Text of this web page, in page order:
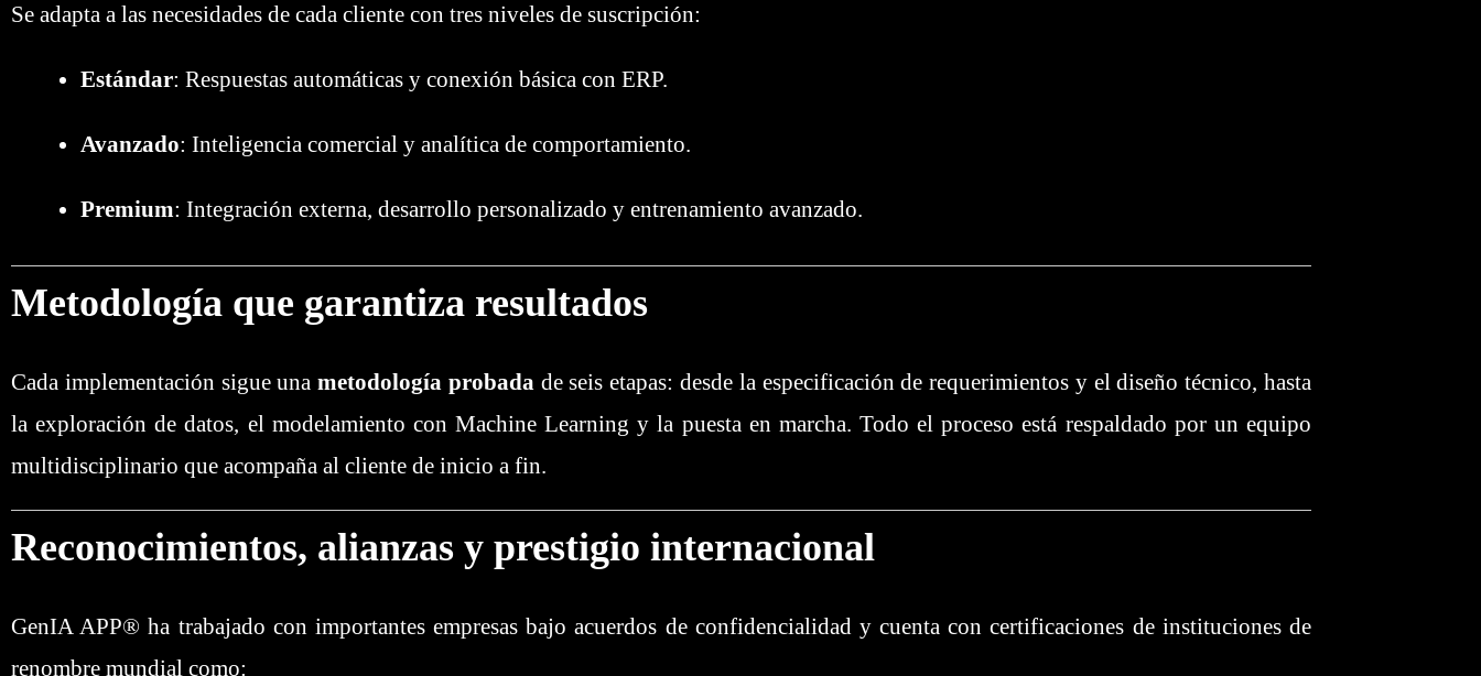
Se adapta a las necesidades de cada cliente con tres niveles de suscripción:
Estándar: Respuestas automáticas y conexión básica con ERP.
Avanzado: Inteligencia comercial y analítica de comportamiento.
Premium: Integración externa, desarrollo personalizado y entrenamiento avanzado.
Metodología que garantiza resultados
Cada implementación sigue unametodología probada de seis etapas: desde la especificación de requerimientos y el diseño técnico, hasta
la exploración de datos, el modelamiento con Machine Learning y la puesta en marcha. Todo el proceso está respaldado por un equipo
multidisciplinario que acompaña al cliente de inicio a fin.
Reconocimientos, alianzas y prestigio internacional
GenIA APP® ha trabajado con importantes empresas bajo acuerdos de confidencialidad y cuenta con certificaciones de instituciones de
renombre mundial como: